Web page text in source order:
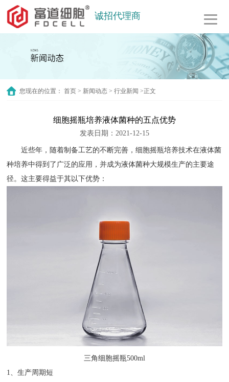
诚招代理商
您现在的位置：首页 > 新闻动态 >行业新闻 >正文
细胞摇瓶培养液体菌种的五点优势
发表日期：2021-12-15
近些年，随着制备工艺的不断完善，细胞摇瓶培养技术在液体菌
种培养中得到了广泛的应用，并成为液体菌种大规模生产的主要途
径。这主要得益于其以下优势：
三角细胞摇瓶500ml
1、生产周期短